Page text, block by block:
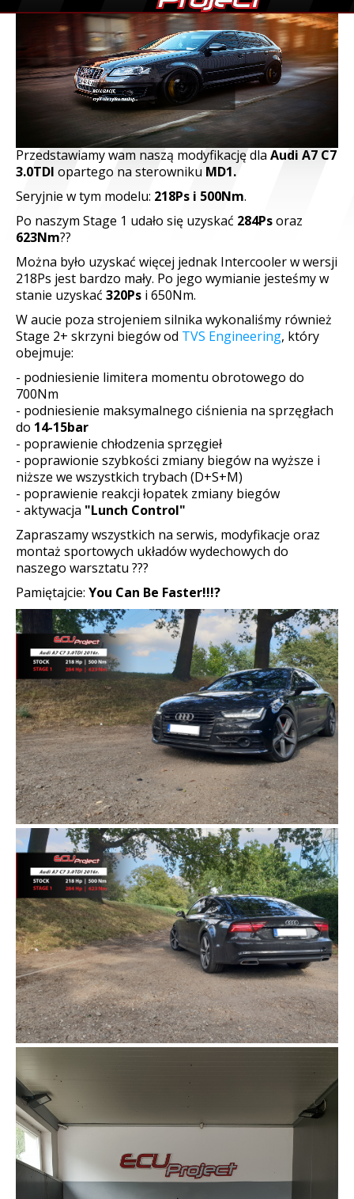
REALIZACJE,
czyli nie tylko tuning…
© FreeJoomla! 3 Modules- byVinaGecko.com
Przedstawiamy wam naszą modyfikację dla Audi A7 C7
3.0TDI opartego na sterowniku MD1.
Seryjnie w tym modelu: 218Ps i 500Nm.
Po naszym Stage 1 udało się uzyskać 284Psoraz
623Nm??
Można było uzyskać więcej jednak Intercooler w wersji
218Ps jest bardzo mały. Po jego wymianie jesteśmy w
stanie uzyskać 320Ps i 650Nm.
W aucie poza strojeniem silnika wykonaliśmy również
Stage 2+ skrzyni biegów od TVS Engineering, który
obejmuje:
- podniesienie limitera momentu obrotowego do
700Nm
- podniesienie maksymalnego ciśnienia na sprzęgłach
do 14-15bar
- poprawienie chłodzenia sprzęgieł
- poprawionie szybkości zmiany biegów na wyższe i
niższe we wszystkich trybach (D+S+M)
- poprawienie reakcji łopatek zmiany biegów
- aktywacja "Lunch Control"
Zapraszamy wszystkich na serwis, modyfikacje oraz
montaż sportowych układów wydechowych do
naszego warsztatu ???
Pamiętajcie: You Can Be Faster!!!?